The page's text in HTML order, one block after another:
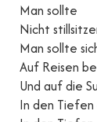
Man sollte
Nicht
Man sollte
Auf Reisen
Und auf die
In den Tiefen